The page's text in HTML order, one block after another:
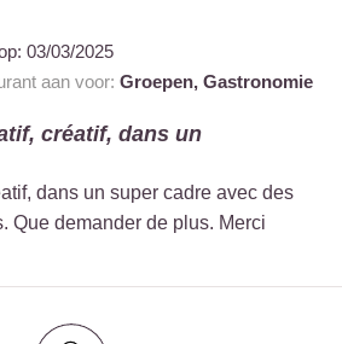
03/03/2025
aan voor: Groepen, Gastronomie
créatif, dans un
dans un super cadre avec des
Que demander de plus. Merci